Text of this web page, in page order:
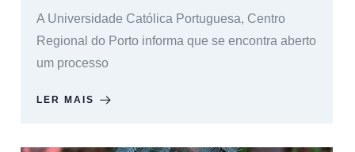
A Universidade Católica Portuguesa, Centro
Regional do Porto informa que se encontra aberto
um processo
LER MAIS